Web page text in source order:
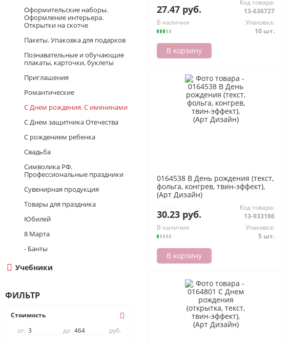
Оформительские наборы.
Оформление интерьера.
Открытки на скотче
Пакеты. Упаковка для подарков
Познавательные и обучающие
плакаты, карточки, буклеты
Приглашения
Романтические
С Днем рождения. С именинами
С Днем защитника Отечества
С рождением ребенка
Свадьба
Символика РФ.
Профессиональные праздники
Сувенирная продукция
Товары для праздника
Юбилей
8 Марта
- Банты
Учебники
ФИЛЬТР
Стоимость
от
до руб.
27.47 руб.
Код товара:
13-636727
В наличии
Упаковка:
10 шт.
В корзину
0164538 В День рождения (текст,
фольга, конгрев, твин-эффект),
(Арт Дизайн)
30.23 руб.
Код товара:
13-933186
В наличии
Упаковка:
5 шт.
В корзину